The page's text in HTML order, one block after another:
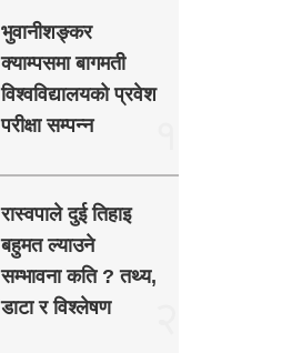
भुवानीशङ्कर
क्याम्पसमा बागमती
विश्वविद्यालयको प्रवेश
परीक्षा सम्पन्न
रास्वपाले दुई तिहाइ
बहुमत ल्याउने
सम्भावना कति ? तथ्य,
डाटा र विश्लेषण